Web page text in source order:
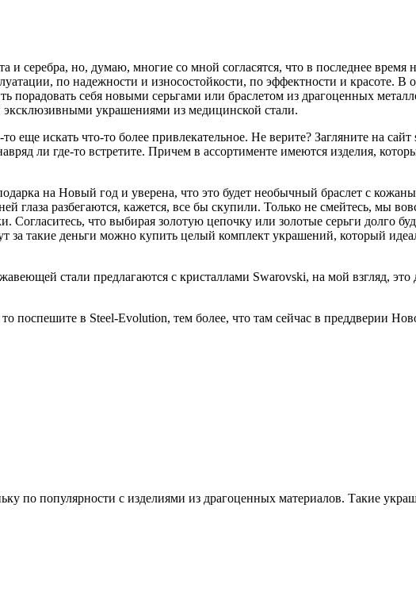
серебра, но, думаю, многие со мной согласятся, что в последнее время
по надежности и износостойкости, по эффектности и красоте. В
себя новыми серьгами или браслетом из драгоценных
эксклюзивными украшениями из медицинской стали.
искать что-то более привлекательное. Не верите? Загляните на
ли где-то встретите. Причем в ассортименте имеются изделия,
на Новый год и уверена, что это будет необычный браслет с
глаза разбегаются, кажется, все бы скупили. Только не смейтесь, мы
Согласитесь, что выбирая золотую цепочку или золотые серьги долго
такие деньги можно купить целый комплект украшений, который
стали предлагаются с кристаллами Swarovski, на мой взгляд,
в Steel-Evolution, тем более, что там сейчас в преддверии
по популярности с изделиями из драгоценных материалов. Такие